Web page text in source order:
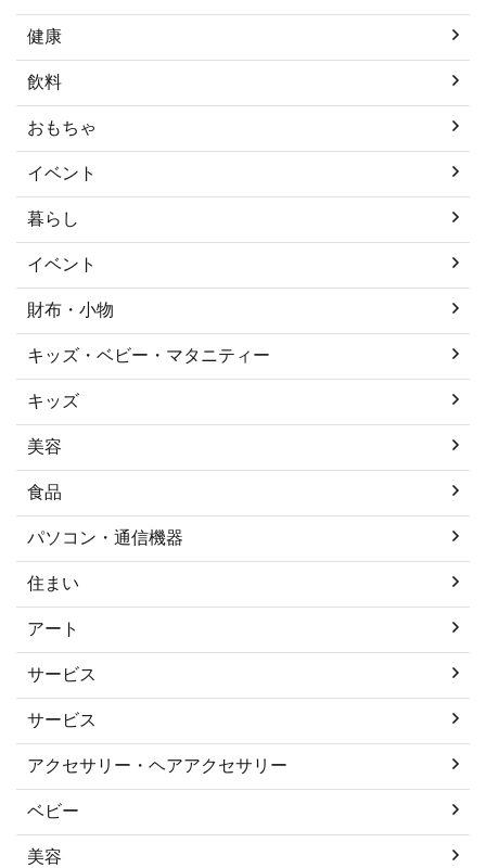
健康
飲料
おもちゃ
イベント
暮らし
イベント
財布・小物
キッズ・ベビー・マタニティー
キッズ
美容
食品
パソコン・通信機器
住まい
アート
サービス
サービス
アクセサリー・ヘアアクセサリー
ベビー
美容